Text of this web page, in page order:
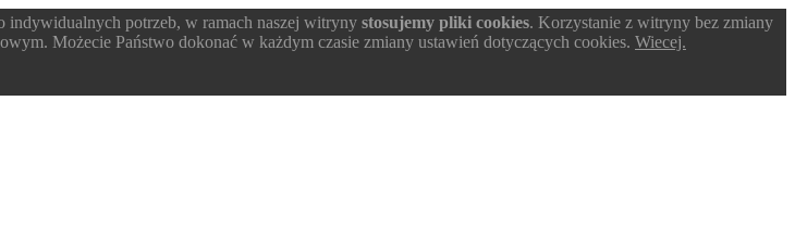
indywidualnych potrzeb, w ramach naszej witryny stosujemy pliki cookies. Korzystanie z witryny bez zmiany
Możecie Państwo dokonać w każdym czasie zmiany ustawień dotyczących cookies. Wiecej.